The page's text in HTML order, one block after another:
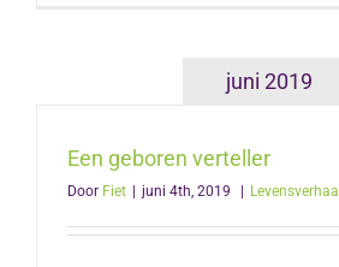
juni 2019
Een geboren verteller
Door Fiet juni 4th, 2019 Levensverhaal